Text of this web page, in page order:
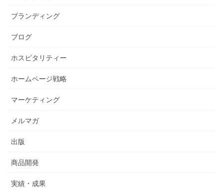
ブランディング
ブログ
ホスピタリティー
ホームページ戦略
マーケティング
メルマガ
出版
商品開発
実績・成果